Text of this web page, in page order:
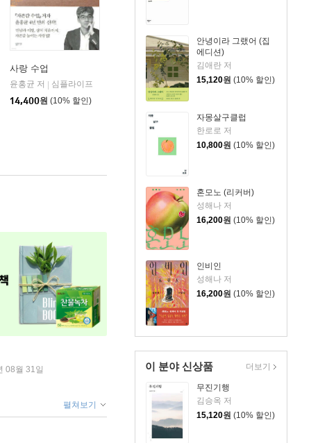
안녕이라 그랬어 (집
에디션)
김애란 저
15,120원 (10% 할인)
자몽살구클럽
한로로 저
10,800원 (10% 할인)
혼모노 (리커버)
성해나 저
16,200원 (10% 할인)
인비인
성해나 저
16,200원 (10% 할인)
이 분야 신상품
무진기행
김승옥 저
15,120원 (10% 할인)
더보기
사랑 수업
윤홍균 저
심플라이프
14,400원 (10% 할인)
08월 31일
펼쳐보기